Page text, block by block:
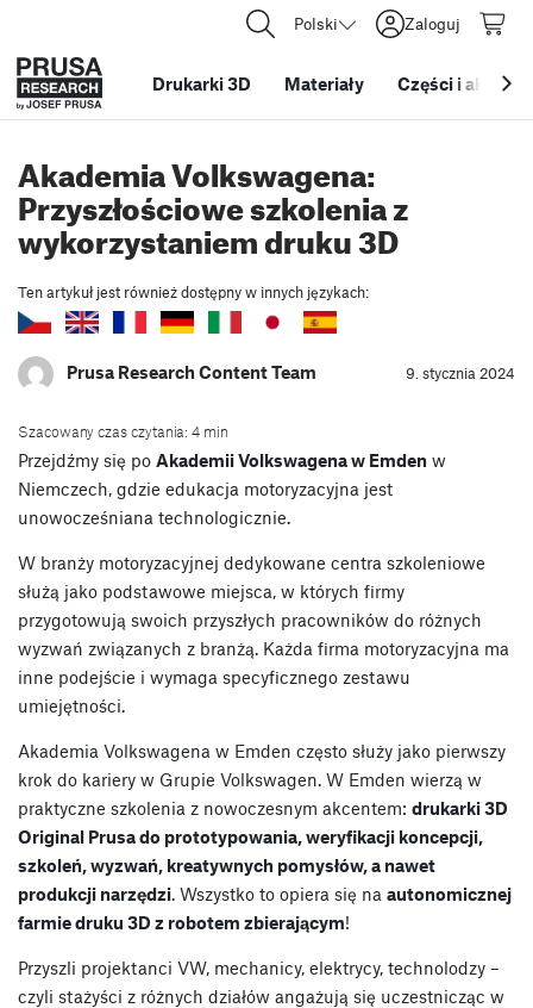
Polski Zaloguj
Drukarki 3D Materiały Części i
Akademia Volkswagena:
Przyszłościowe szkolenia z
wykorzystaniem druku 3D
Ten artykuł jest również dostępny w innych językach:
Prusa Research Content Team 9. stycznia 2024
Szacowany czas czytania: 4 min
Przejdźmy się po Akademii Volkswagena w Emden w
Niemczech, gdzie edukacja motoryzacyjna jest
unowocześniana technologicznie.
W branży motoryzacyjnej dedykowane centra szkoleniowe
służą jako podstawowe miejsca, w których firmy
przygotowują swoich przyszłych pracowników do różnych
wyzwań związanych z branżą. Każda firma motoryzacyjna ma
inne podejście i wymaga specyficznego zestawu
umiejętności.
Akademia Volkswagena w Emden często służy jako pierwszy
krok do kariery w Grupie Volkswagen. W Emden wierzą w
praktyczne szkolenia z nowoczesnym akcentem: drukarki 3D
Original Prusa do prototypowania, weryfikacji koncepcji,
szkoleń, wyzwań, kreatywnych pomysłów, a nawet
produkcji narzędzi. Wszystko to opiera się na autonomicznej
farmie druku 3D z robotem zbierającym!
Przyszli projektanci VW, mechanicy, elektrycy, technolodzy –
czyli stażyści z różnych działów angażują się uczestnicząc w